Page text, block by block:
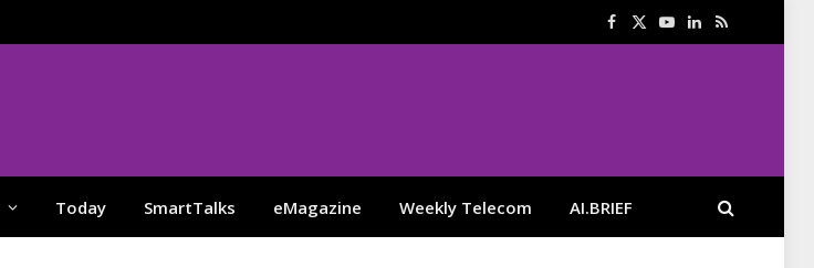
Facebook
X
YouTube
LinkedIn
RSS
Today SmartTalks eMagazine Weekly Telecom AI.BRIEF